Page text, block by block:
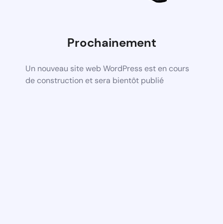
Prochainement
Un nouveau site web WordPress est en cours
de construction et sera bientôt publié